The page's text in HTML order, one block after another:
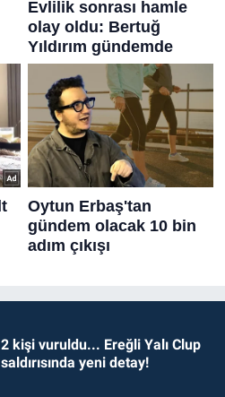
2 kişi vuruldu... Ereğli Yalı Clup
saldırısında yeni detay!